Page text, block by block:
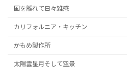
国を離れて日々雑感
カリフォルニア・キッチン
かもめ製作所
太陽雲星月そして空景